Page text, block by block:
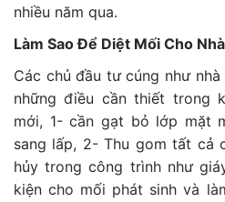
nhiều năm qua.
Làm Sao Để Diệt Mối Cho
Các chủ đầu tư cúng như
những điều cần thiết trong
mới, 1- cần gạt bỏ lớp mặt
sang lấp, 2- Thu gom tất cả
hủy trong công trình như
kiện cho mối phát sinh và